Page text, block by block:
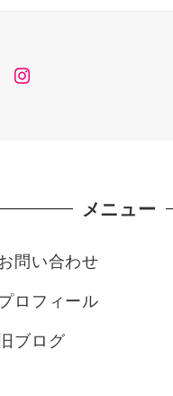
instagram
メニュー
問い合わせ
ロフィール
旧ブログ